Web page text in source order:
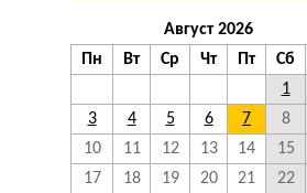
Август 2026
Пн
Вт Ср Чт Пт Сб
1
3
4 5 6 7 8
10
11 12 13 14 15
17
18 19 20 21 22